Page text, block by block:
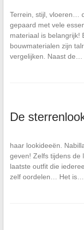
Terrein, stijl, vloeren…
gepaard met vele
materiaal is belangrijk!
bouwmaterialen zijn
vergelijken. Naast de…
De
haar lookideeën.
geven! Zelfs tijdens de
laatste outfit die
zelf oordelen… Het is…